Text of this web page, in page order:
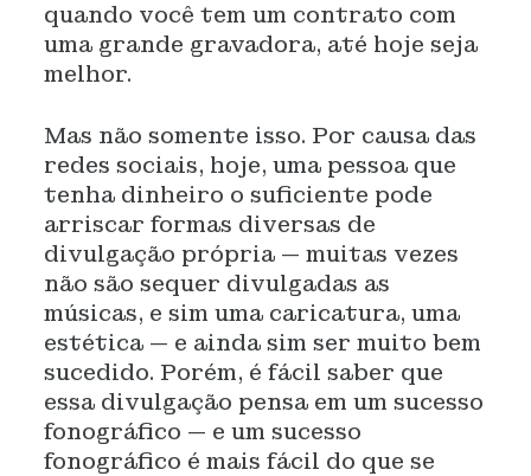
quando você tem um contrato com
uma grande gravadora, até hoje seja
melhor.
Mas não somente isso. Por causa das
redes sociais, hoje, uma pessoa que
tenha dinheiro o suficiente pode
arriscar formas diversas de
divulgação própria — muitas vezes
não são sequer divulgadas as
músicas, e sim uma caricatura, uma
estética — e ainda sim ser muito bem
sucedido. Porém, é fácil saber que
essa divulgação pensa em um sucesso
fonográfico — e um sucesso
fonográfico é mais fácil do que se